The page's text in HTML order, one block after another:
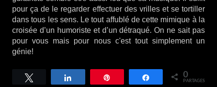
pour ça de le regarder effectuer des vrilles et se tortiller
dans tous les sens. Le tout affublé de cette mimique à la
croisée d’un humoriste et d’un détraqué. On ne sait pas
pour vous mais pour nous c'est tout simplement un
génie!
Partagez 0
PARTAGES